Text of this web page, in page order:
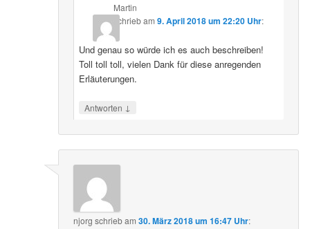
Martin
schriebam 9. April 2018 um 22:20 Uhr:
Und genau so würde ich es auch beschreiben!
Toll toll toll, vielen Dank für diese anregenden
Erläuterungen.
Antworten ↓
njorg schriebam30. März 2018 um 16:47 Uhr: